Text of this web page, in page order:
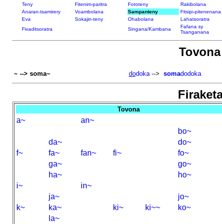
Teny Fitenim-paritra Fototeny
Rakibolana
Anaran-tsamirery
Voambolana Sampanteny
Fitsipi-pitenenana
Eva
Sokajin-teny Ohabolana
Lahatsoratra
Fivaditsoratra
Singana/Kambana
Fafana sy
Tsanganana
~ --> soma~ dodoka--> somadodoka
Tovona
a~
an~
bo~
da~
do~
f~
fa~ fan~ fi~
fo~
ga~
go~
ha~
ho~
i~
in~
ja~
jo~
k~
ka~ ki~ ki~~
ko~
la~